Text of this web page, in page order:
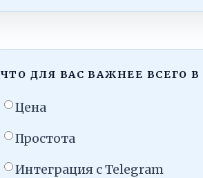
ЧТО ДЛЯ ВАС ВАЖНЕЕ ВСЕГО В
Цена
Простота
Интеграция с Telegram